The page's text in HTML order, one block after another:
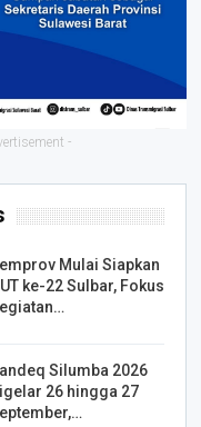
-
Mulai Siapkan
ke-22 Sulbar, Fokus
Silumba 2026
26 hingga 27